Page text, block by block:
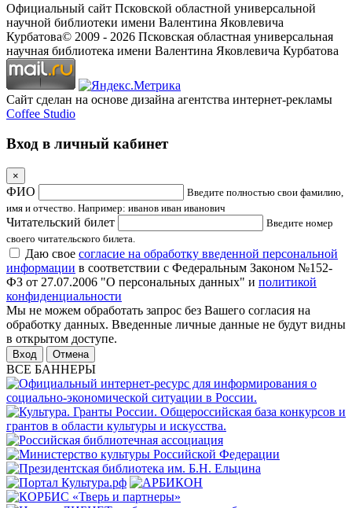
Официальный сайт Псковской областной универсальной
научной библиотеки имени Валентина Яковлевича
Курбатова© 2009 - 2026 Псковская областная универсальная
научная библиотека имени Валентина Яковлевича Курбатова
Сайт сделан на основе дизайна агентства интернет-рекламы
Coffee Studio
Вход в личный кабинет
×
ФИО
Введите полностью свои фамилию,
имя и отчество. Например: иванов иван иванович
Читательский билет
Введите номер
своего читательского билета.
Даю свое согласие на обработку введенной персональной
информации в соответствии с Федеральным Законом №152-
ФЗ от 27.07.2006 "О персональных данных" и политикой
конфиденциальности
Мы не можем обработать запрос без Вашего согласия на
обработку данных. Введенные личные данные не будут видны
в открытом доступе.
Отмена
ВСЕ БАННЕРЫ